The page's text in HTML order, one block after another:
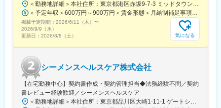
・ KMI技術関連部門と連携した、センシング技術資産を活用した
事業開発
（2）新領域
・ センシング事業全体の戦略立案・事業開発の推進
・ インダストリー強化領域の事業群と連携した事業開発の推進
・ KMI技術関連部門と連携した、センシング技術資産を活用した
事業開発
変更の範囲：会社の定める業務
掲載予定期間： 2026/6/11（木） 〜
2026/9/9（水）
更新日： 2026/8/8（土） 気になる
シーメンスヘルスケア株式会社
【在宅勤務中心】契約書作成・契約管理担当◆法務経験不問／契約
書レビュー経験歓迎／シーメンスヘルスケア